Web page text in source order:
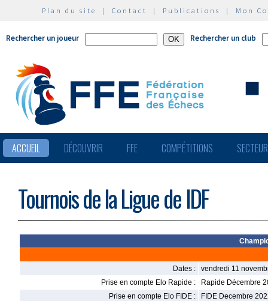
Plan du site | Contact | Publications | Mon
Rechercher un joueur Rechercher un club
ACCUEIL DÉCOUVRIR FFE COMPÉTITIONS
Tournois de la Ligue de IDF
Dates :
vendredi 11
Prise en compte Elo Rapide :
Rapide Décembre
Prise en compte Elo FIDE :
FIDE Decembre